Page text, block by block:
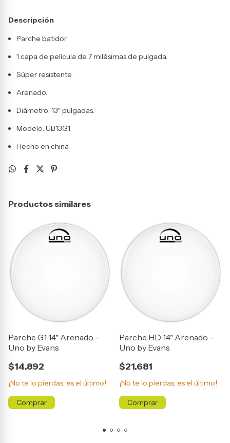
Descripción
Parche batidor
1 capa de película de 7 milésimas de pulgada.
Súper resistente.
Arenado.
Diámetro: 13″ pulgadas.
Modelo: UB13G1
Hecho en china.
Productos similares
Parche G1 14" Arenado -
Uno by Evans
$14.892
¡No te lo pierdas, es el último!
Parche HD 14" Arenado -
Uno by Evans
$21.681
¡No te lo pierdas, es el último!